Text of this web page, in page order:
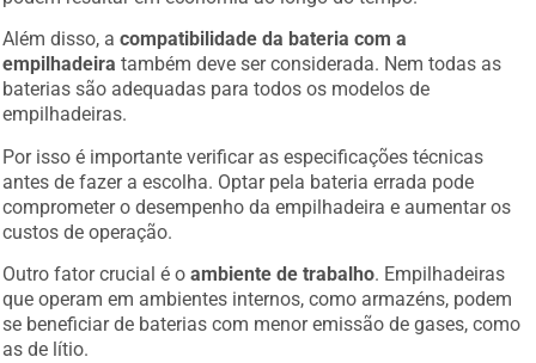
Além disso, acompatibilidade da bateria com a
empilhadeira também deve ser considerada. Nem todas as
baterias são adequadas para todos os modelos de
empilhadeiras.
Por isso é importante verificar as especificações técnicas
antes de fazer a escolha. Optar pela bateria errada pode
comprometer o desempenho da empilhadeira e aumentar os
custos de operação.
Outro fator crucial é oambiente de trabalho . Empilhadeiras
que operam em ambientes internos, como armazéns, podem
se beneficiar de baterias com menor emissão de gases, como
as de lítio.